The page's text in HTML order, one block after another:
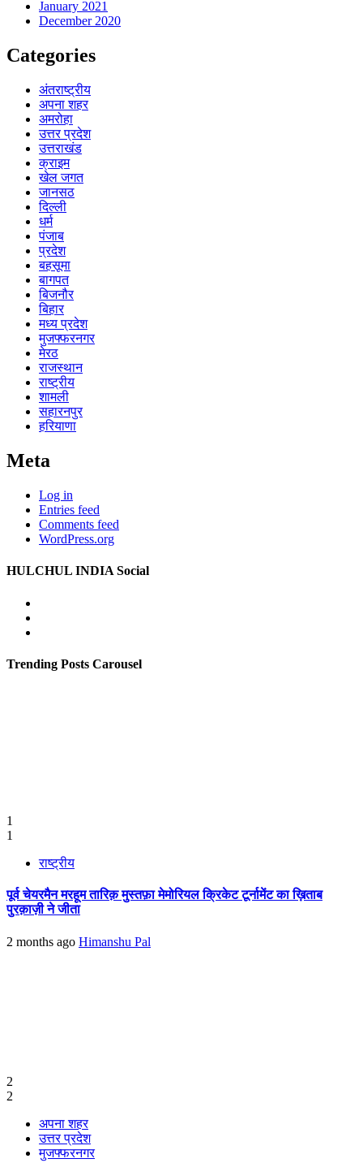
January 2021
December 2020
Categories
अंतराष्ट्रीय
अपना शहर
अमरोहा
उत्तर प्रदेश
उत्तराखंड
क्राइम
खेल जगत
जानसठ
दिल्ली
धर्म
पंजाब
प्रदेश
बहसूमा
बागपत
बिजनौर
बिहार
मध्य प्रदेश
मुजफ्फरनगर
मेरठ
राजस्थान
राष्ट्रीय
शामली
सहारनपुर
हरियाणा
Meta
Log in
Entries feed
Comments feed
WordPress.org
HULCHUL INDIA Social
Trending Posts Carousel
1
1
राष्ट्रीय
पूर्व चेयरमैन मरहूम तारिक़ मुस्तफ़ा मेमोरियल क्रिकेट टूर्नामेंट का ख़िताब
पुरक़ाज़ी ने जीता
2 months ago Himanshu Pal
2
2
अपना शहर
उत्तर प्रदेश
मुजफ्फरनगर